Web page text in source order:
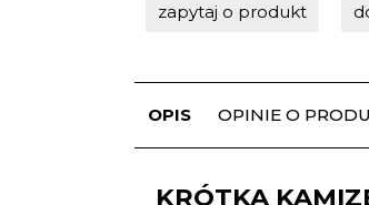
zapytaj o produkt
OPIS OPINIE O
KRÓTKA